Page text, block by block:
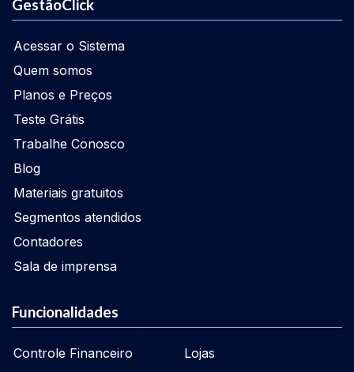
GestãoClick
Acessar o Sistema
Quem somos
Planos e Preços
Teste Grátis
Trabalhe Conosco
Blog
Materiais gratuitos
Segmentos atendidos
Contadores
Sala de imprensa
Funcionalidades
Controle Financeiro
Lojas